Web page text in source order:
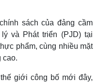
sách của đảng cầm
và Phát triển (PJD) tại
phẩm, cùng nhiều mặt
cao.
giới công bố mới đây,